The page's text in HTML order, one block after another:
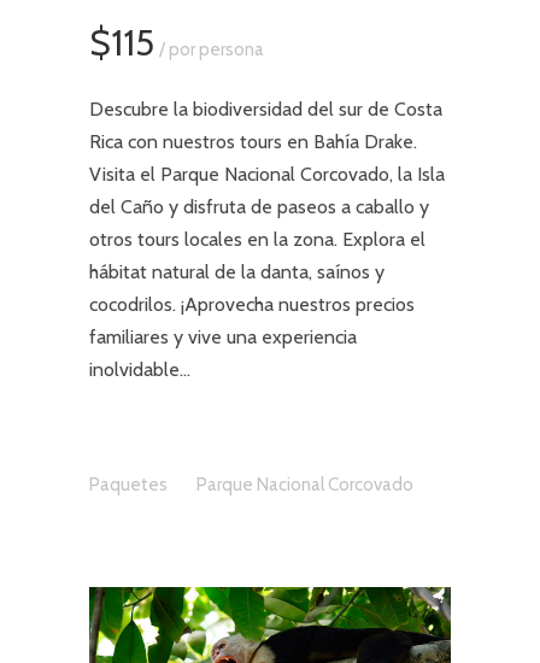
$115 / por persona
Descubre la biodiversidad del sur de Costa
Rica con nuestros tours en Bahía Drake.
Visita el Parque Nacional Corcovado, la Isla
del Caño y disfruta de paseos a caballo y
otros tours locales en la zona. Explora el
hábitat natural de la danta, saínos y
cocodrilos. ¡Aprovecha nuestros precios
familiares y vive una experiencia
inolvidable…
Paquetes Parque Nacional Corcovado